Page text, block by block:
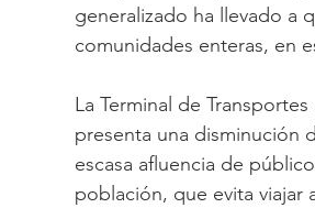
generalizado ha llevado a
comunidades enteras, en
La Terminal de
presenta una disminución
escasa afluencia de
población, que evita viajar